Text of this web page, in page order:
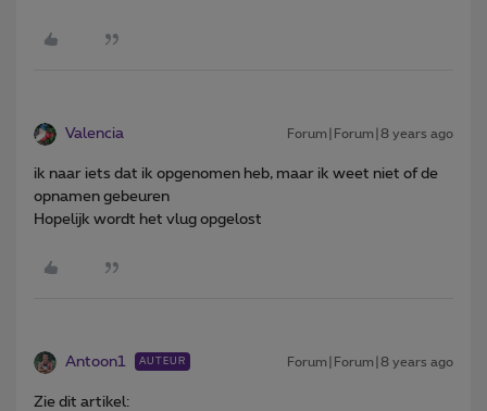
Valencia Forum|Forum|8 years ago
ik naar iets dat ik opgenomen heb, maar ik weet niet of de
opnamen gebeuren
Hopelijk wordt het vlug opgelost
Antoon1 AUTEUR Forum|Forum|8 years ago
Zie dit artikel: